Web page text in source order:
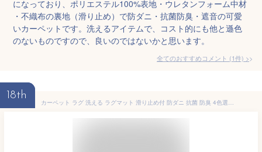
になっており、ポリエステル100%表地・ウレタンフォーム中材
・不織布の裏地（滑り止め）で防ダニ・抗菌防臭・遮音の可愛
いカーペットです。洗えるアイテムで、コスト的にも他と遜色
のないものですので、良いのではないかと思います。
全てのおすすめコメント (1件) >
18th
カーペット ラグ 洗える ラグマット 滑り止め付 防ダニ 抗菌 防臭 4色選べる 1年中使えるタイプ 北欧 ふわっと手触り 優しいフランネルラグ 絨毯 折り畳み (120x160cm, 無地 アイボリー)